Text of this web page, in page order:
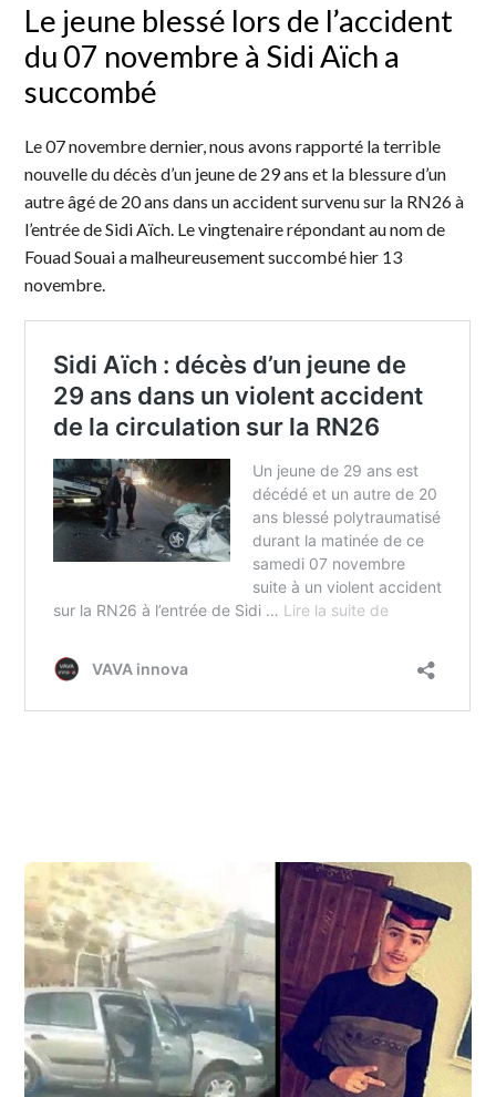
Le jeune blessé lors de l’accident
du 07 novembre à Sidi Aïch a
succombé
Le 07 novembre dernier, nous avons rapporté la terrible
nouvelle du décès d’un jeune de 29 ans et la blessure d’un
autre âgé de 20 ans dans un accident survenu sur la RN26 à
l’entrée de Sidi Aïch. Le vingtenaire répondant au nom de
Fouad Souai a malheureusement succombé hier 13
novembre.